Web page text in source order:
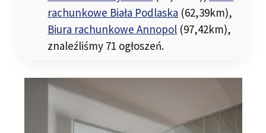
rachunkowe Biała Podlaska (62,39km),
Biura rachunkowe Annopol (97,42km),
znaleźliśmy 71 ogłoszeń.